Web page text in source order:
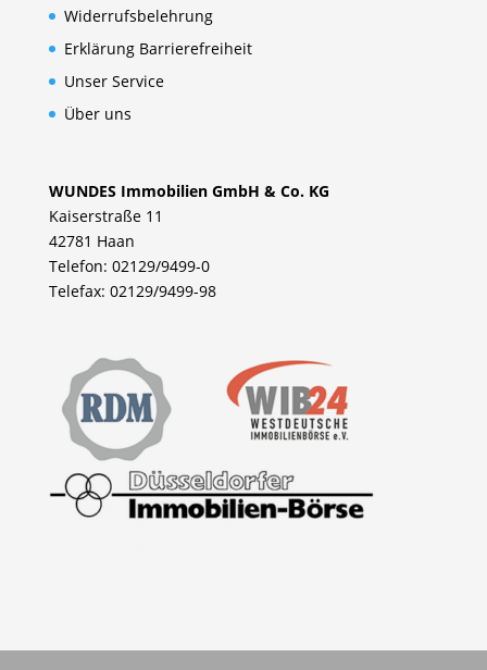
Widerrufsbelehrung
Erklärung Barrierefreiheit
Unser Service
Über uns
WUNDES Immobilien GmbH & Co. KG
Kaiserstraße 11
42781 Haan
Telefon: 02129/9499-0
Telefax: 02129/9499-98